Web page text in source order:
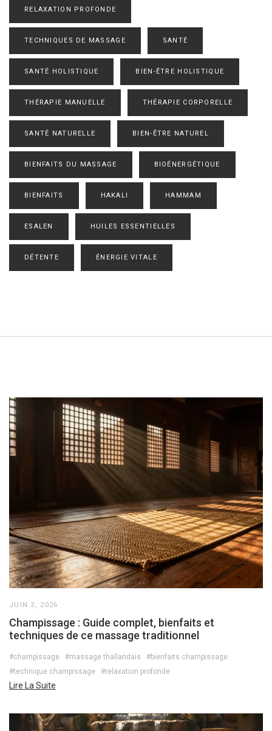
RELAXATION PROFONDE
TECHNIQUES DE MASSAGE SANTÉ
SANTÉ HOLISTIQUE BIEN-ÊTRE HOLISTIQUE
THÉRAPIE MANUELLE THÉRAPIE CORPORELLE
SANTÉ NATURELLE BIEN-ÊTRE NATUREL
BIENFAITS DU MASSAGE BIOÉNERGÉTIQUE
BIENFAITS HAKALI HAMMAM
ESALEN HUILES ESSENTIELLES
DÉTENTE ÉNERGIE VITALE
JUIN 2, 2026
Champissage : Guide complet, bienfaits et
techniques de ce massage traditionnel
#champissage #massage thaïlandais
#bienfaits champissage
#technique champissage
#relaxation profonde
Lire La Suite